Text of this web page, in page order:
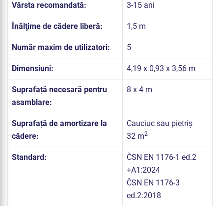
Vârsta recomandată: 3-15 ani
Înălţime de cădere liberă: 1,5 m
Număr maxim de utilizatori: 5
Dimensiuni: 4,19 x 0,93 x 3,56 m
Suprafață necesară pentru
asamblare:
8 x 4 m
Suprafață de amortizare la
cădere:
Cauciuc sau pietriș
32 m2
Standard:
ČSN EN 1176-1 ed.2
+A1:2024
ČSN EN 1176-3
ed.2:2018